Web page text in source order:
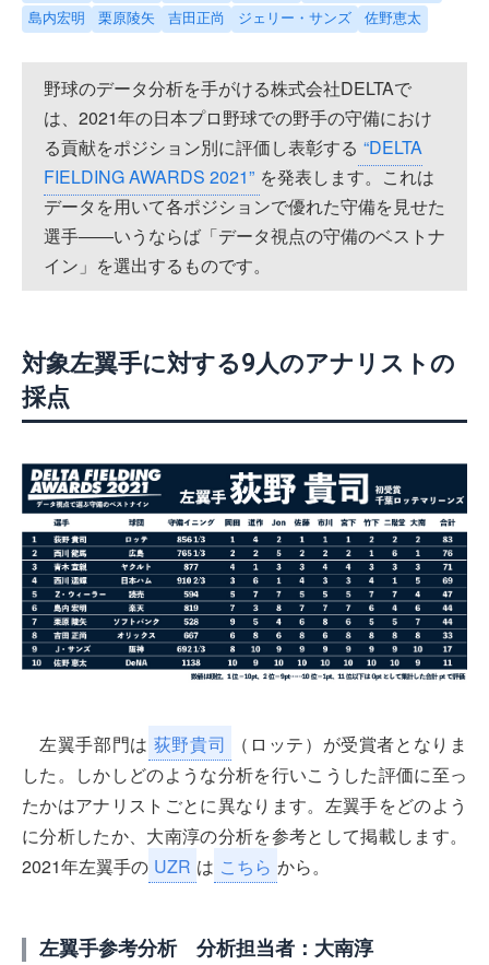
島内宏明
栗原陵矢 吉田正尚 ジェリー・サンズ 佐野恵太
野球のデータ分析を手がける株式会社DELTAで
は、2021年の日本プロ野球での野手の守備におけ
る貢献をポジション別に評価し表彰する “DELTA
FIELDING AWARDS 2021” を発表します。これは
データを用いて各ポジションで優れた守備を見せた
選手――いうならば「データ視点の守備のベストナ
イン」を選出するものです。
対象左翼手に対する9人のアナリストの
採点
左翼手部門は 荻野貴司
（ロッテ）が受賞者となりま
した。しかしどのような分析を行いこうした評価に至っ
たかはアナリストごとに異なります。左翼手をどのよう
に分析したか、大南淳の分析を参考として掲載します。
2021年左翼手の UZR は こちら から。
左翼手参考分析 分析担当者：大南淳